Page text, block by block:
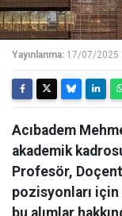
Yayınlanma: 17/07/2025
Acıbadem
akademik
Profesör,
pozisyonları için
bu alımlar